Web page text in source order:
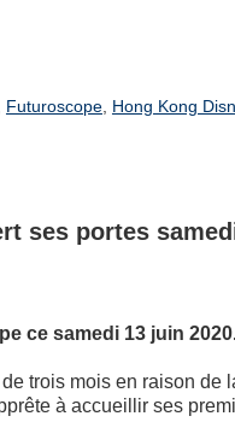
Futuroscope, Hong Kong
ses portes
ce samedi 13 juin
trois mois en raison de
à accueillir ses